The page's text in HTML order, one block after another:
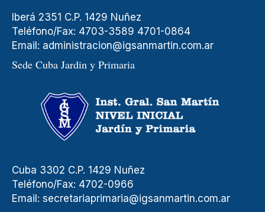
Iberá 2351 C.P. 1429 Nuñez
Teléfono/Fax: 4703-3589 4701-0864
Email: administracion@igsanmartin.com.ar
Sede Cuba Jardin y Primaria
Cuba 3302 C.P. 1429 Nuñez
Teléfono/Fax: 4702-0966
Email: secretariaprimaria@igsanmartin.com.ar